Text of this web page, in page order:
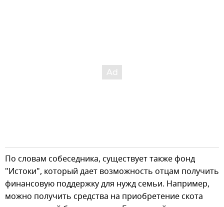
По словам собеседника, существует также фонд
"Истоки", который дает возможность отцам получить
финансовую поддержку для нужд семьи. Например,
можно получить средства на приобретение скота